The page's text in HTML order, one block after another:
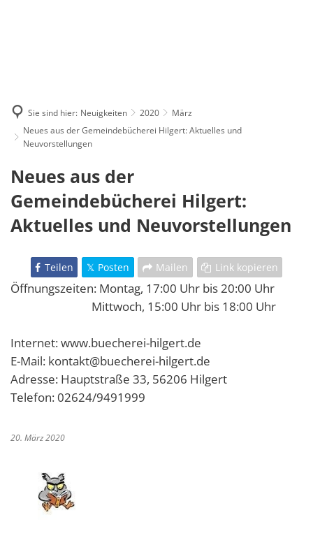
Sie sind hier: Neuigkeiten 2020
März
Neues aus der Gemeindebücherei Hilgert: Aktuelles und
Neuvorstellungen
Neues aus der
Gemeindebücherei Hilgert:
Aktuelles und Neuvorstellungen
Teilen Posten Mailen Link kopieren
Öffnungszeiten: Montag, 17:00 Uhr bis 20:00 Uhr
Mittwoch, 15:00 Uhr bis 18:00 Uhr
Internet: www.buecherei-hilgert.de
E-Mail: kontakt@buecherei-hilgert.de
Adresse: Hauptstraße 33, 56206 Hilgert
Telefon: 02624/9491999
20. März 2020